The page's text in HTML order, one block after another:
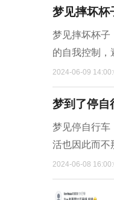
梦见摔坏杯
梦见摔坏杯子
的自我控制，
2024-06-09
梦到了停自
梦见停自行车
活也因此而不
2024-06-08